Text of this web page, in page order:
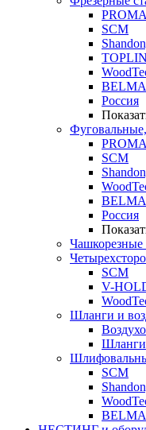
SCM
Россия
SCM
Россия
Чашкорезные
SCM
V-
Шланги и
Шланги
SCM